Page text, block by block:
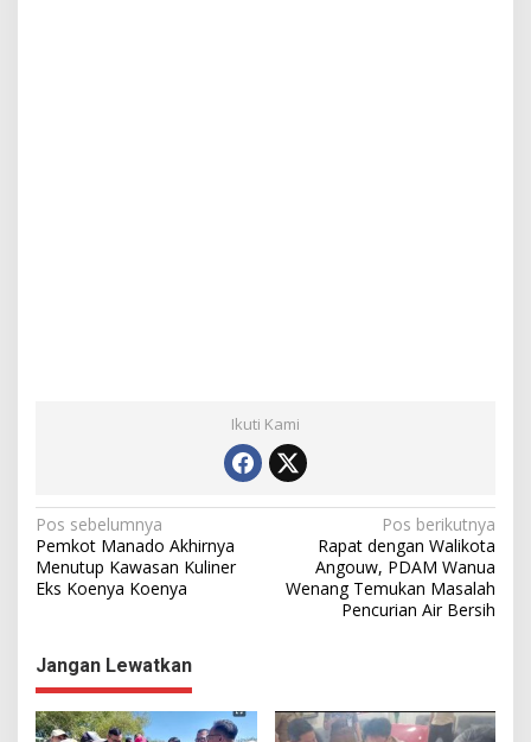
Ikuti Kami
N
a
v
g
a
s
Pos sebelumnya
Pemkot Manado Akhirnya
Menutup Kawasan Kuliner
Eks Koenya Koenya
Pos berikutnya
Rapat dengan Walikota
Angouw, PDAM Wanua
Wenang Temukan Masalah
Pencurian Air Bersih
Jangan Lewatkan